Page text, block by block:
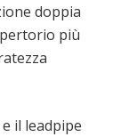
doppia
più
il leadpipe